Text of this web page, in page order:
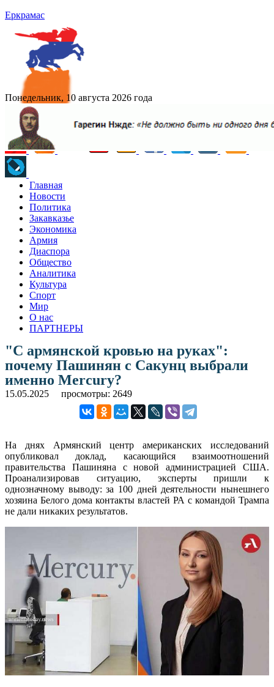
Еркрамас
Понедельник, 10 августа 2026 года
Главная
Новости
Политика
Закавказье
Экономика
Армия
Диаспора
Общество
Аналитика
Культура
Спорт
Мир
О нас
ПАРТНЕРЫ
"С армянской кровью на руках":
почему Пашинян с Сакунц выбрали
именно Mercury?
15.05.2025 просмотры: 2649
На днях Армянский центр американских исследований
опубликовал доклад, касающийся взаимоотношений
правительства Пашиняна с новой администрацией США.
Проанализировав ситуацию, эксперты пришли к
однозначному выводу: за 100 дней деятельности нынешнего
хозяина Белого дома контакты властей РА с командой Трампа
не дали никаких результатов.